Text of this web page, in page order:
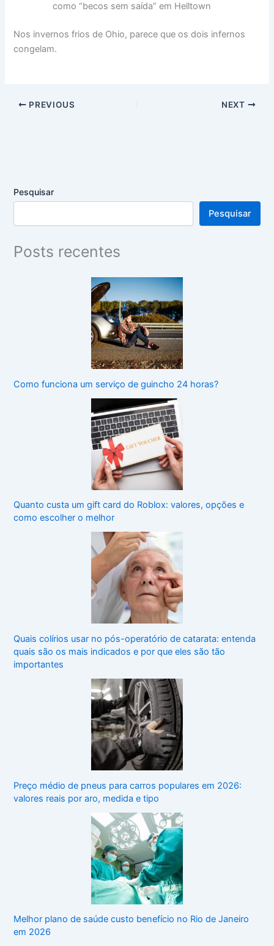
como “becos sem saída” em Helltown
Nos invernos frios de Ohio, parece que os dois infernos
congelam.
PREVIOUS NEXT
Pesquisar
Pesquisar
Posts recentes
Como funciona um serviço de guincho 24 horas?
Quanto custa um gift card do Roblox: valores, opções e
como escolher o melhor
Quais colírios usar no pós-operatório de catarata: entenda
quais são os mais indicados e por que eles são tão
importantes
Preço médio de pneus para carros populares em 2026:
valores reais por aro, medida e tipo
Melhor plano de saúde custo benefício no Rio de Janeiro
em 2026